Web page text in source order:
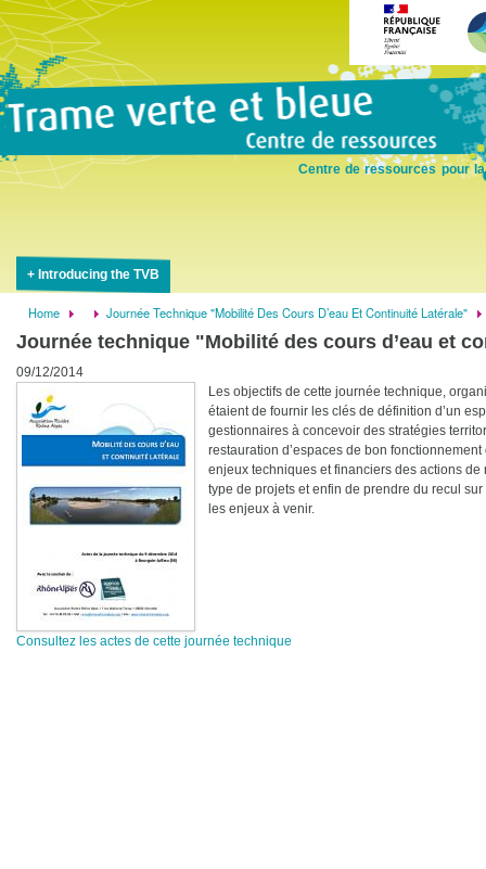
Centre de ressources pour
Introducing the TVB
Breadcrumb
Home Journée Technique "Mobilité Des Cours D’eau Et Continuité Latérale"
Journée technique "Mobilité des cours d’eau et
09/12/2014
Les objectifs de cette journée technique,
étaient de fournir les clés de définition d’un
gestionnaires à concevoir des stratégies
restauration d’espaces de bon
enjeux techniques et financiers des actions
type de projets et enfin de prendre du recul
les enjeux à venir.
Consultez les actes de cette journée technique